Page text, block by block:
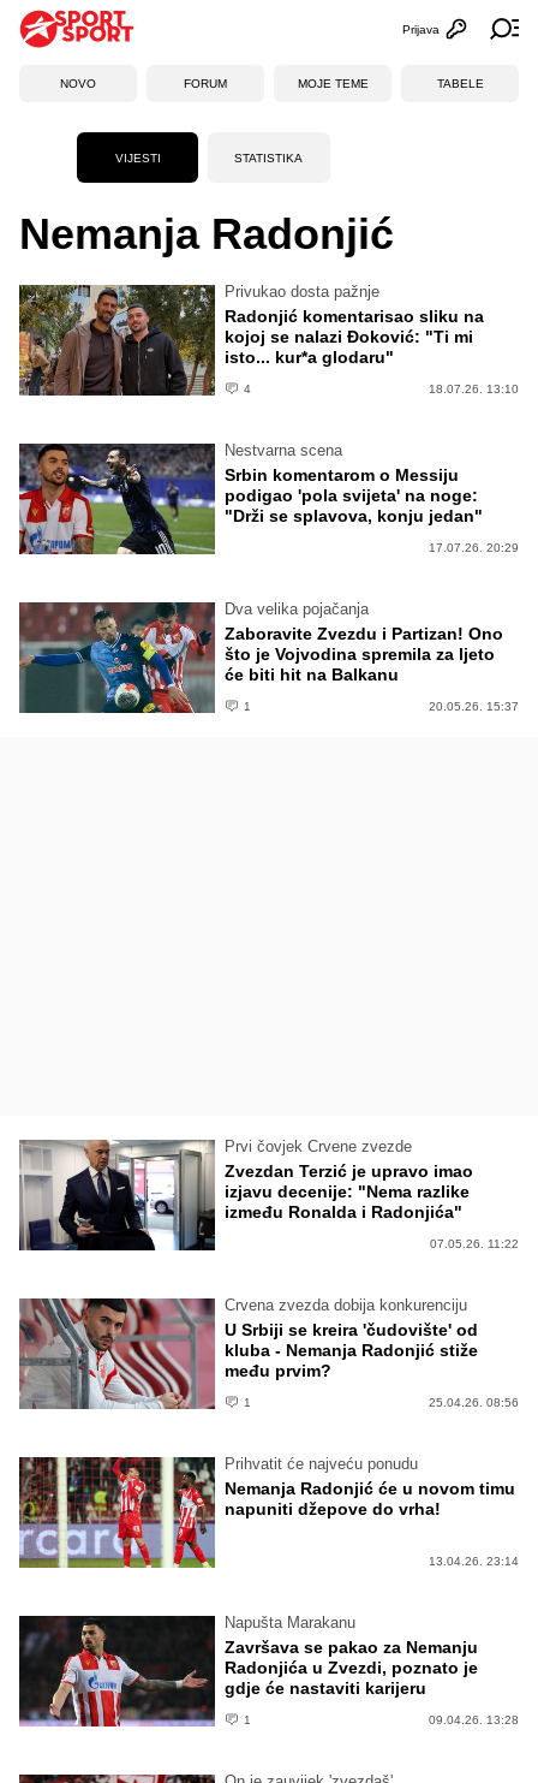
Otvori
Prijava
NOVO FORUM MOJE TEME TABELE
VIJESTI STATISTIKA
Nemanja Radonjić
Privukao dosta pažnje
Radonjić komentarisao sliku na
kojoj se nalazi Đoković: "Ti mi
isto... kur*a glodaru"
4 18.07.26. 13:10
Nestvarna scena
Srbin komentarom o Messiju
podigao 'pola svijeta' na noge:
"Drži se splavova, konju jedan"
17.07.26. 20:29
Dva velika pojačanja
Zaboravite Zvezdu i Partizan! Ono
što je Vojvodina spremila za ljeto
će biti hit na Balkanu
1 20.05.26. 15:37
Prvi čovjek Crvene zvezde
Zvezdan Terzić je upravo imao
izjavu decenije: "Nema razlike
između Ronalda i Radonjića"
07.05.26. 11:22
Crvena zvezda dobija konkurenciju
U Srbiji se kreira 'čudovište' od
kluba - Nemanja Radonjić stiže
među prvim?
1 25.04.26. 08:56
Prihvatit će najveću ponudu
Nemanja Radonjić će u novom timu
napuniti džepove do vrha!
13.04.26. 23:14
Napušta Marakanu
Završava se pakao za Nemanju
Radonjića u Zvezdi, poznato je
gdje će nastaviti karijeru
1 09.04.26. 13:28